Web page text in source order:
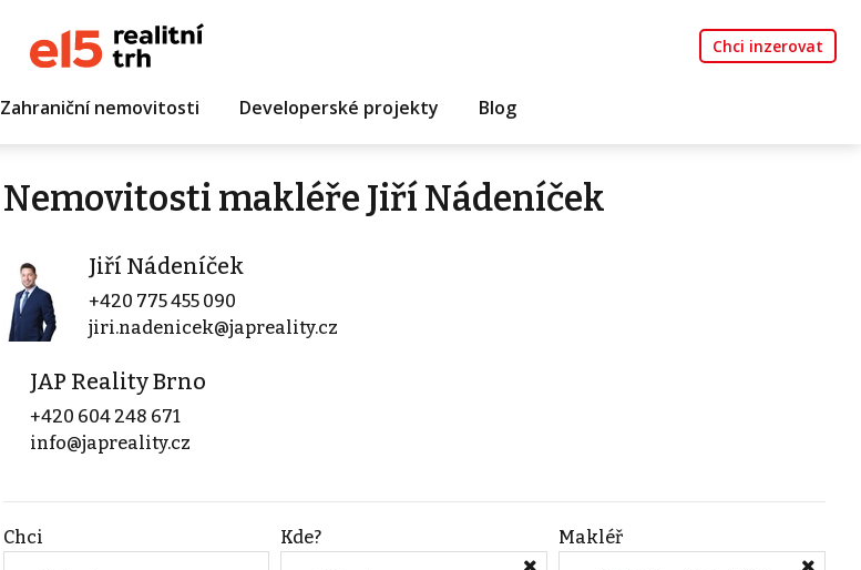
Chci inzerovat
Zahraniční nemovitosti Developerské projekty Blog
Nemovitosti makléře Jiří Nádeníček
Jiří Nádeníček
+420 775 455 090
jiri.nadenicek@japreality.cz
JAP Reality Brno
+420 604 248 671
info@japreality.cz
Chci Kde? Makléř